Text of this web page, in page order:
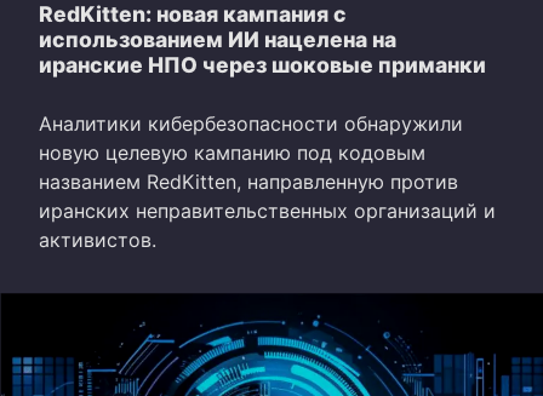
RedKitten: новая кампания с
использованием ИИ нацелена на
иранские НПО через шоковые приманки
Аналитики кибербезопасности обнаружили
новую целевую кампанию под кодовым
названием RedKitten, направленную против
иранских неправительственных организаций и
активистов.